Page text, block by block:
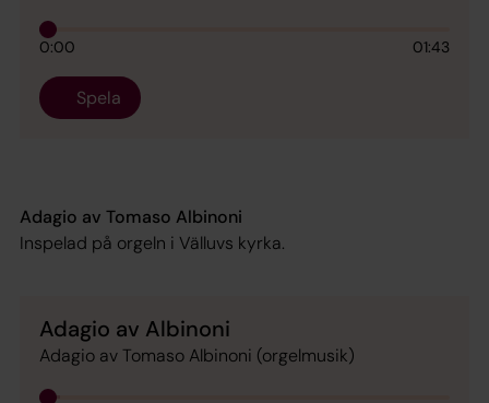
0:00 01:43
Spela
Adagio av Tomaso Albinoni
Inspelad på orgeln i Välluvs kyrka.
Adagio av Albinoni
Adagio av Tomaso Albinoni (orgelmusik)